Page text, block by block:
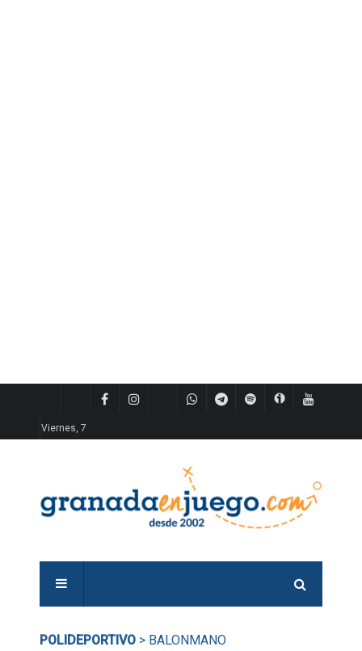
Viernes, 7
POLIDEPORTIVO > BALONMANO